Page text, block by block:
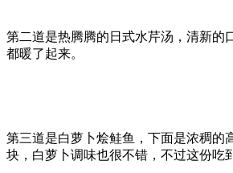
第二道是热腾腾的日式水芹汤，清新的
都暖了起来。
第三道是白萝卜烩鲑鱼，下面是浓稠的
块，白萝卜调味也很不错，不过这份吃